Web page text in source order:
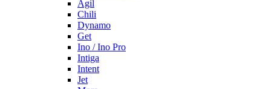
Agil
Chili
Dynamo
Get
Ino / Ino Pro
Intiga
Intent
Jet